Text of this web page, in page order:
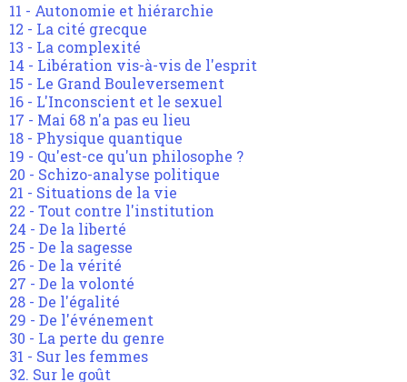
11 - Autonomie et hiérarchie
12 - La cité grecque
13 - La complexité
14 - Libération vis-à-vis de l'esprit
15 - Le Grand Bouleversement
16 - L'Inconscient et le sexuel
17 - Mai 68 n'a pas eu lieu
18 - Physique quantique
19 - Qu'est-ce qu'un philosophe ?
20 - Schizo-analyse politique
21 - Situations de la vie
22 - Tout contre l'institution
24 - De la liberté
25 - De la sagesse
26 - De la vérité
27 - De la volonté
28 - De l'égalité
29 - De l'événement
30 - La perte du genre
31 - Sur les femmes
32. Sur le goût